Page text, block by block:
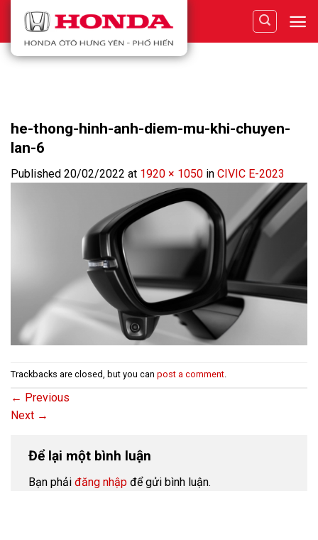
content
he-thong-hinh-anh-diem-mu-khi-chuyen-
lan-6
Published 20/02/2022 at 1920 × 1050 in CIVIC E-2023
Trackbacks are closed, but you can post a comment.
← Previous
Next →
Để lại một bình luận
Bạn phải đăng nhập để gửi bình luận.